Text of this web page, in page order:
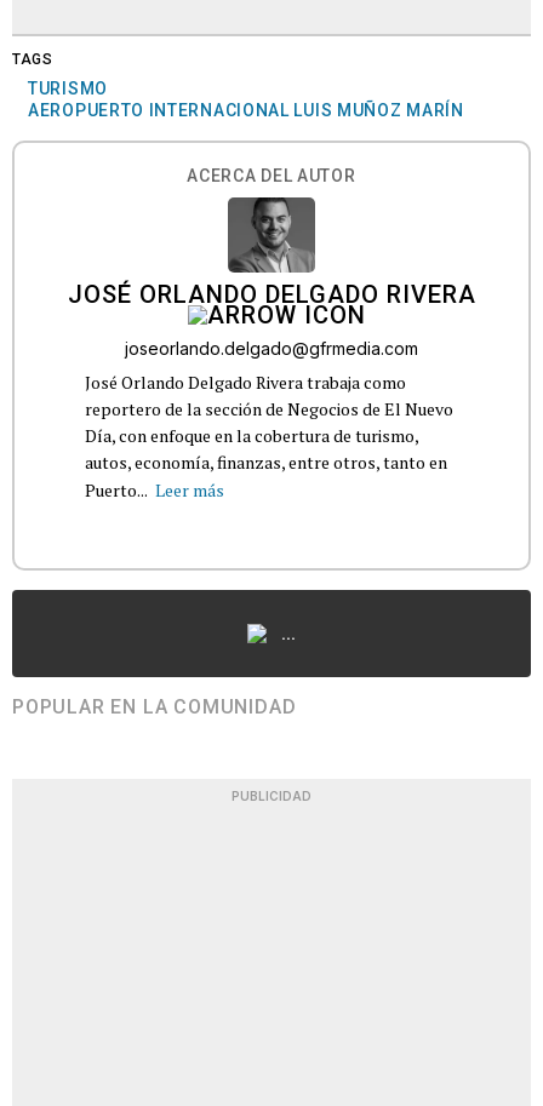
TAGS
TURISMO
AEROPUERTO INTERNACIONAL LUIS MUÑOZ MARÍN
ACERCA DEL AUTOR
JOSÉ ORLANDO DELGADO RIVERA
joseorlando.delgado@gfrmedia.com
José Orlando Delgado Rivera trabaja como
reportero de la sección de Negocios de El Nuevo
Día, con enfoque en la cobertura de turismo,
autos, economía, finanzas, entre otros, tanto en
Puerto... Leer más
...
POPULAR EN LA COMUNIDAD
PUBLICIDAD